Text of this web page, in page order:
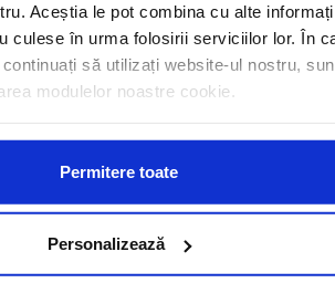
Aceștia le pot combina cu alte
culese în urma folosirii serviciilor lor. În
să utilizați website-ul nostru,
modulelor noastre cookie.
Permitere toate
Personalizează
catre
LUGOJ
MAGLAVIT
MEDIAS
MIZIL